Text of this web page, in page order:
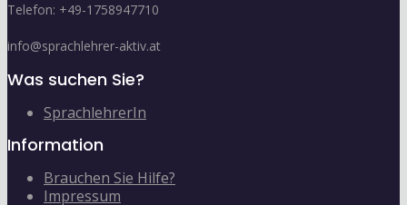
Telefon: +49-1758947710
info@sprachlehrer-aktiv.at
Was suchen Sie?
SprachlehrerIn
Information
Brauchen Sie Hilfe?
Impressum